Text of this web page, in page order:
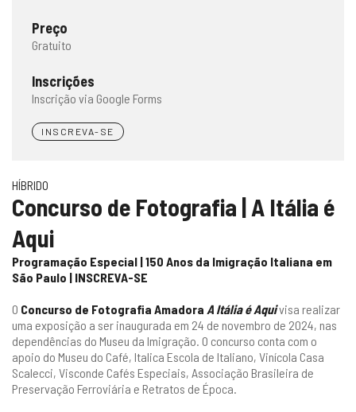
Preço
Gratuito
Inscrições
Inscrição via Google Forms
INSCREVA-SE
HÍBRIDO
Concurso de Fotografia | A Itália é
Aqui
Programação Especial | 150 Anos da Imigração Italiana em
São Paulo | INSCREVA-SE
O Concurso de Fotografia Amadora A Itália é Aquivisa realizar
uma exposição a ser inaugurada em 24 de novembro de 2024, nas
dependências do Museu da Imigração. O concurso conta com o
apoio do Museu do Café, Italica Escola de Italiano, Vinícola Casa
Scalecci, Visconde Cafés Especiais, Associação Brasileira de
Preservação Ferroviária e Retratos de Época.